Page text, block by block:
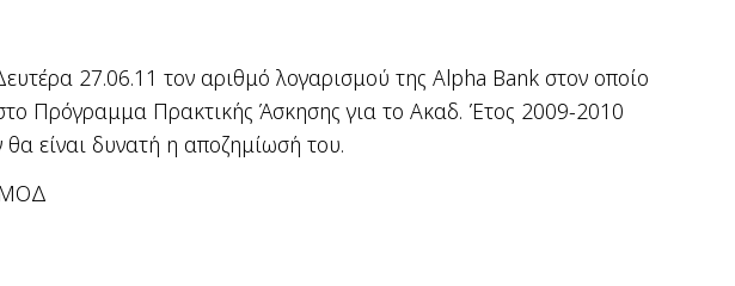
27.06.11 τον αριθμό λογαρισμού της Alpha Bank στον οποίο
Πρόγραμμα Πρακτικής Άσκησης για το Ακαδ. Έτος 2009-2010
θα είναι δυνατή η αποζημίωσή του.